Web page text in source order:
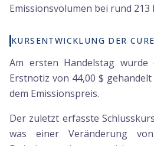
Emissionsvolumen bei rund 213
KURSENTWICKLUNG DER
Am ersten Handelstag wurde
Erstnotiz von 44,00 $
dem Emissionspreis.
Der zuletzt erfasste
was einer Veränderung